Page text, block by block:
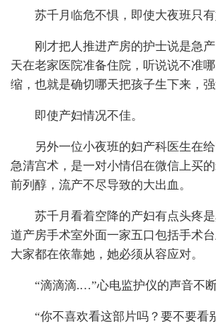
苏千月临危不惧，即使大夜班只有
刚才把人推进产房的护士说是急
天在老家医院准备住院，听说说不准
缩，也就是确切哪天把孩子生下来，强
即使产妇情况不佳。
另外一位小夜班的妇产科医生在
急清宫术，是一对小情侣在微信上买
前列醇，流产不尽导致的大出血。
苏千月看着空降的产妇有点头疼
道产房手术室外面一家五口包括手术台
大家都在依靠她，她必须从容应对。
“滴滴滴.…”心电监护仪的声音不断
“你不喜欢看这部片吗？要不要看